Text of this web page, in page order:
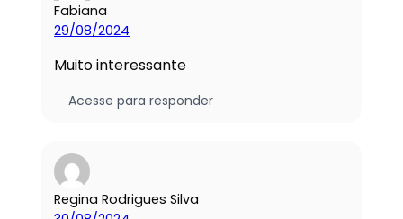
Fabiana
29/08/2024
Muito interessante
Acesse para responder
Regina Rodrigues Silva